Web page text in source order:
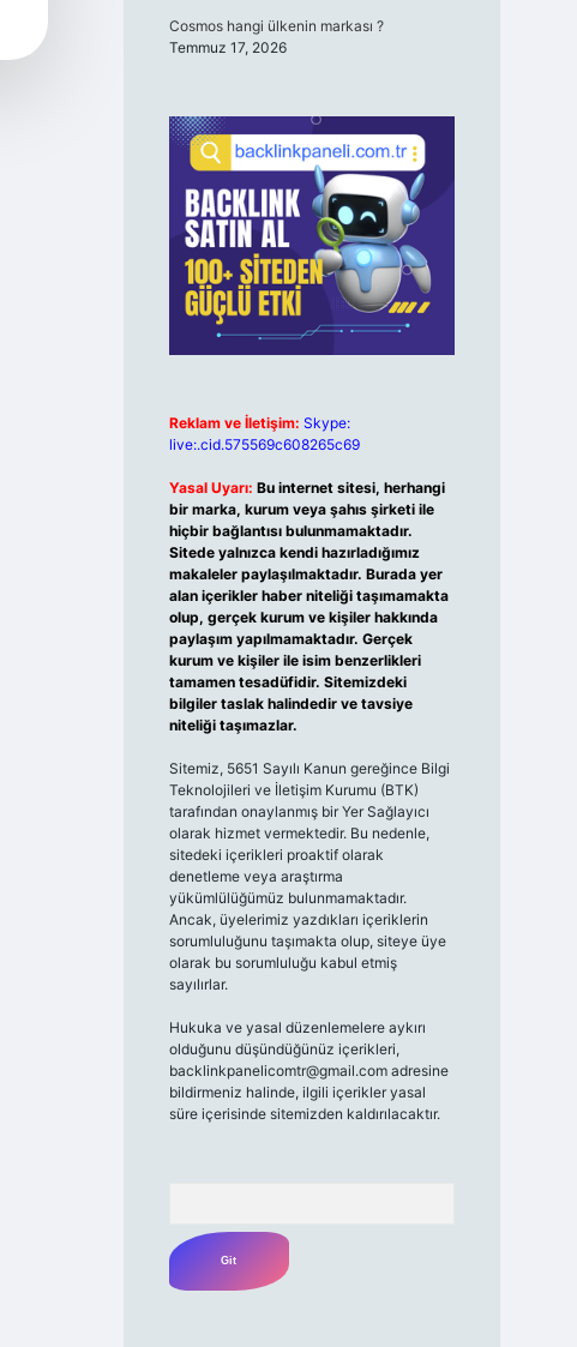
Cosmos hangi ülkenin markası ?
Temmuz 17, 2026
Reklam ve İletişim: Skype:
live:.cid.575569c608265c69
Yasal Uyarı: Bu internet sitesi, herhangi
bir marka, kurum veya şahıs şirketi ile
hiçbir bağlantısı bulunmamaktadır.
Sitede yalnızca kendi hazırladığımız
makaleler paylaşılmaktadır. Burada yer
alan içerikler haber niteliği taşımamakta
olup, gerçek kurum ve kişiler hakkında
paylaşım yapılmamaktadır. Gerçek
kurum ve kişiler ile isim benzerlikleri
tamamen tesadüfidir. Sitemizdeki
bilgiler taslak halindedir ve tavsiye
niteliği taşımazlar.
Sitemiz, 5651 Sayılı Kanun gereğince Bilgi
Teknolojileri ve İletişim Kurumu (BTK)
tarafından onaylanmış bir Yer Sağlayıcı
olarak hizmet vermektedir. Bu nedenle,
sitedeki içerikleri proaktif olarak
denetleme veya araştırma
yükümlülüğümüz bulunmamaktadır.
Ancak, üyelerimiz yazdıkları içeriklerin
sorumluluğunu taşımakta olup, siteye üye
olarak bu sorumluluğu kabul etmiş
sayılırlar.
Hukuka ve yasal düzenlemelere aykırı
olduğunu düşündüğünüz içerikleri,
backlinkpanelicomtr@gmail.comadresine
bildirmeniz halinde, ilgili içerikler yasal
süre içerisinde sitemizden kaldırılacaktır.